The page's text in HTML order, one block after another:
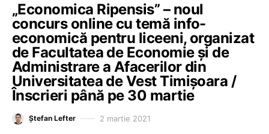
„Economica Ripensis” – noul
concurs online cu temă info-
economică pentru liceeni, organizat
de Facultatea de Economie și de
Administrare a Afacerilor din
Universitatea de Vest Timișoara /
Înscrieri până pe 30 martie
Ștefan Lefter 2 martie 2021